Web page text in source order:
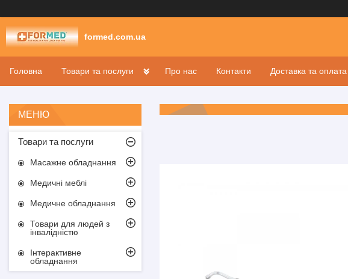
formed.com.ua
Головна Товари та послуги Про нас Контакти Доставка та оплата
Товари та послуги
Масажне обладнання
Медичні меблі
Медичне обладнання
Товари для людей з
інвалідністю
Інтерактивне
обладнання